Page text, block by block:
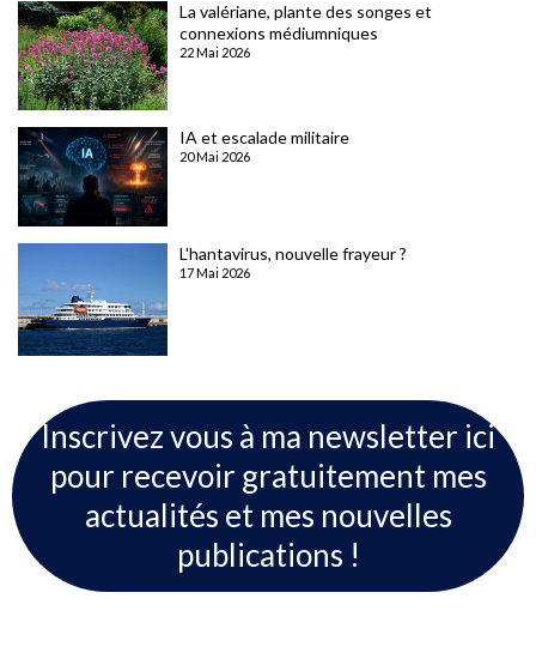
La valériane, plante des songes et
connexions médiumniques
22 Mai 2026
IA et escalade militaire
20 Mai 2026
L'hantavirus, nouvelle frayeur ?
17 Mai 2026
Inscrivez vous à ma newsletter ici
pour recevoir gratuitement mes
actualités et mes nouvelles
publications !